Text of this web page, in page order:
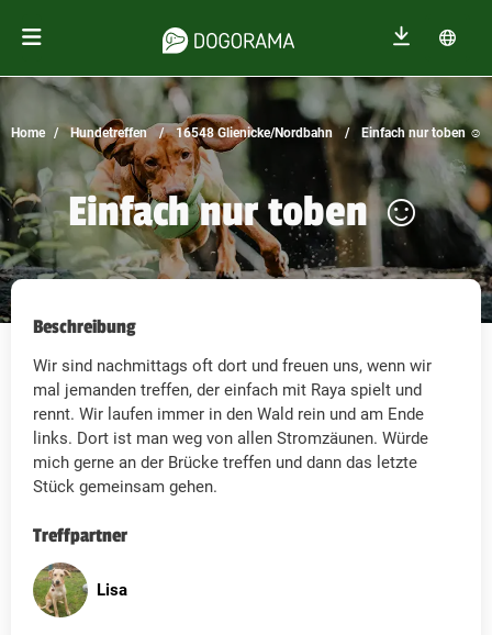
Home Hundetreffen 16548 Glienicke/Nordbahn Einfach nur toben ☺️
Einfach nur toben ☺️
Beschreibung
Wir sind nachmittags oft dort und freuen uns, wenn wir
mal jemanden treffen, der einfach mit Raya spielt und
rennt. Wir laufen immer in den Wald rein und am Ende
links. Dort ist man weg von allen Stromzäunen. Würde
mich gerne an der Brücke treffen und dann das letzte
Stück gemeinsam gehen.
Treffpartner
Lisa